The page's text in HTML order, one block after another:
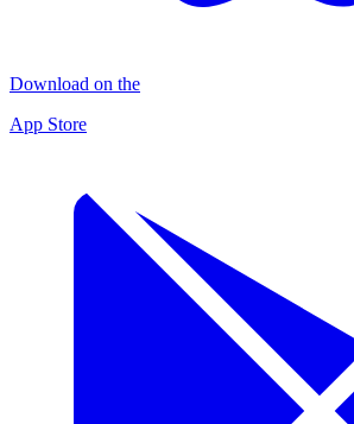
Download on the
App Store